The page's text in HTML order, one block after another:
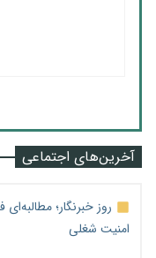
آخرین‌های اجتماعی
روز خبرنگار؛
امنیت شغلی